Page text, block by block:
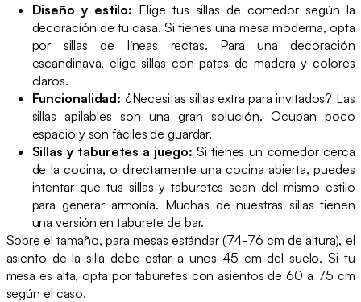
Diseño y estilo: Elige tus sillas de comedor según la
decoración de tu casa. Si tienes una mesa moderna, opta
por sillas de líneas rectas. Para una decoración
escandinava, elige sillas con patas de madera y colores
claros.
Funcionalidad: ¿Necesitas sillas extra para invitados? Las
sillas apilables son una gran solución. Ocupan poco
espacio y son fáciles de guardar.
Sillas y taburetes a juego:Si tienes un comedor cerca
de la cocina, o directamente una cocina abierta, puedes
intentar que tus sillas y taburetes sean del mismo estilo
para generar armonía. Muchas de nuestras sillas tienen
una versión en taburete de bar.
Sobre el tamaño, para mesas estándar (74-76 cm de altura), el
asiento de la silla debe estar a unos 45 cm del suelo. Si tu
mesa es alta, opta por taburetes con asientos de 60 a 75 cm
según el caso.